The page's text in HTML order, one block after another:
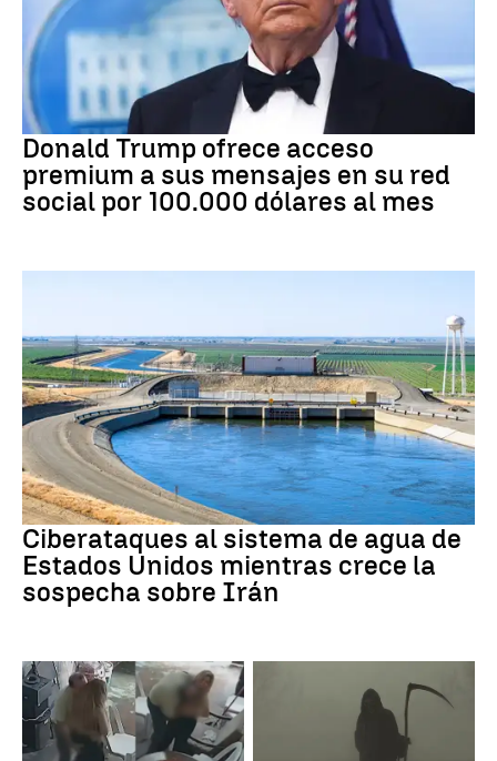
DONALD TRUMP
Donald Trump ofrece acceso
premium a sus mensajes en su red
social por 100.000 dólares al mes
Guerra Irán
Ciberataques al sistema de agua de
Estados Unidos mientras crece la
sospecha sobre Irán